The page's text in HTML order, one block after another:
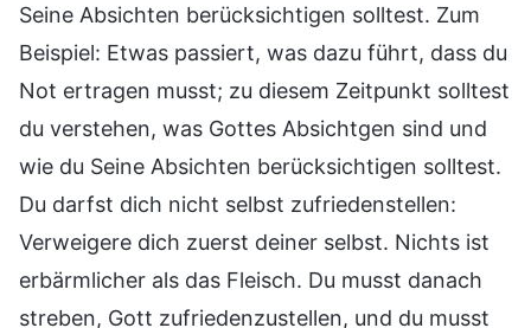
Seine Absichten berücksichtigen solltest. Zum
Beispiel: Etwas passiert, was dazu führt, dass du
Not ertragen musst; zu diesem Zeitpunkt solltest
du verstehen, was Gottes Absichtgen sind und
wie du Seine Absichten berücksichtigen solltest.
Du darfst dich nicht selbst zufriedenstellen:
Verweigere dich zuerst deiner selbst. Nichts ist
erbärmlicher als das Fleisch. Du musst danach
streben, Gott zufriedenzustellen, und du musst